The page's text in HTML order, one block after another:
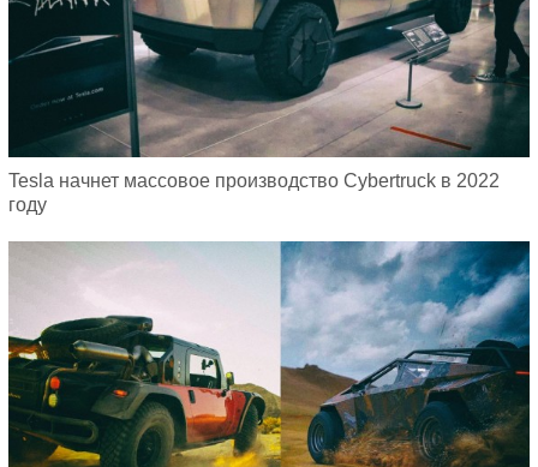
Tesla начнет массовое производство Cybertruck в 2022
году